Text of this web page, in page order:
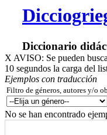
Diccionario
X AVISO: Se pueden
10 segundos la carga del
Ejemplos con traducción
Filtro de géneros, autores y/o
No se han encontrado